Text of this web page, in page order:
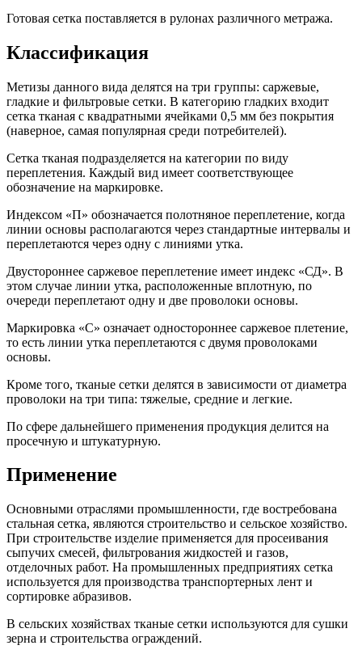
Готовая сетка поставляется в рулонах различного метража.
Классификация
Метизы данного вида делятся на три группы: саржевые,
гладкие и фильтровые сетки. В категорию гладких входит
сетка тканая с квадратными ячейками 0,5 мм без покрытия
(наверное, самая популярная среди потребителей).
Сетка тканая подразделяется на категории по виду
переплетения. Каждый вид имеет соответствующее
обозначение на маркировке.
Индексом «П» обозначается полотняное переплетение, когда
линии основы располагаются через стандартные интервалы и
переплетаются через одну с линиями утка.
Двустороннее саржевое переплетение имеет индекс «СД». В
этом случае линии утка, расположенные вплотную, по
очереди переплетают одну и две проволоки основы.
Маркировка «С» означает одностороннее саржевое плетение,
то есть линии утка переплетаются с двумя проволоками
основы.
Кроме того, тканые сетки делятся в зависимости от диаметра
проволоки на три типа: тяжелые, средние и легкие.
По сфере дальнейшего применения продукция делится на
просечную и штукатурную.
Применение
Основными отраслями промышленности, где востребована
стальная сетка, являются строительство и сельское хозяйство.
При строительстве изделие применяется для просеивания
сыпучих смесей, фильтрования жидкостей и газов,
отделочных работ. На промышленных предприятиях сетка
используется для производства транспортерных лент и
сортировке абразивов.
В сельских хозяйствах тканые сетки используются для сушки
зерна и строительства ограждений.